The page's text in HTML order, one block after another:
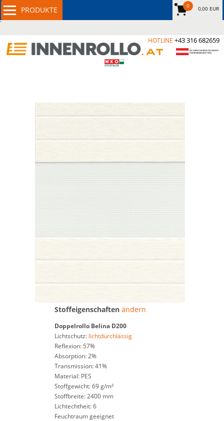
Stoffeigenschaften ändern
Doppelrollo Belina D200
Lichtschutz: lichtdurchlässig
Reflexion: 57%
Absorption: 2%
Transmission: 41%
Material: PES
Stoffgewicht: 69 g/m²
Stoffbreite: 2400 mm
Lichtechtheit: 6
Feuchtraum geeignet
0 0,00 EUR
HOTLINE +43 316 682659